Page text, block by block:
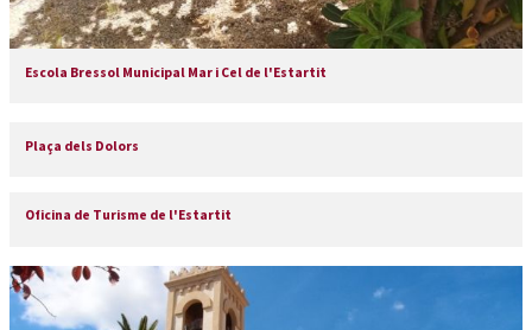
Escola Bressol Municipal Mar i Cel de l'Estartit
Plaça dels Dolors
Oficina de Turisme de l'Estartit